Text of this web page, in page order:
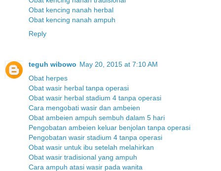
Obat kencing nanah herbal
Obat kencing nanah ampuh
Reply
teguh wibowo May 20, 2015 at 7:10 AM
Obat herpes
Obat wasir herbal tanpa operasi
Obat wasir herbal stadium 4 tanpa operasi
Cara mengobati wasir dan ambeien
Obat ambeien ampuh sembuh dalam 5 hari
Pengobatan ambeien keluar benjolan tanpa operasi
Pengobatan wasir stadium 4 tanpa operasi
Obat wasir untuk ibu setelah melahirkan
Obat wasir tradisional yang ampuh
Cara ampuh atasi wasir pada wanita